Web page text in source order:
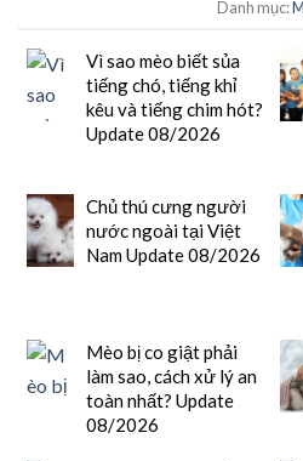
Danh mục:
Vì sao mèo biết sủa
tiếng chó, tiếng khỉ
kêu và tiếng chim hót?
Update 08/2026
Chủ thú cưng người
nước ngoài tại Việt
Nam Update 08/2026
Mèo bị co giật phải
làm sao, cách xử lý an
toàn nhất? Update
08/2026